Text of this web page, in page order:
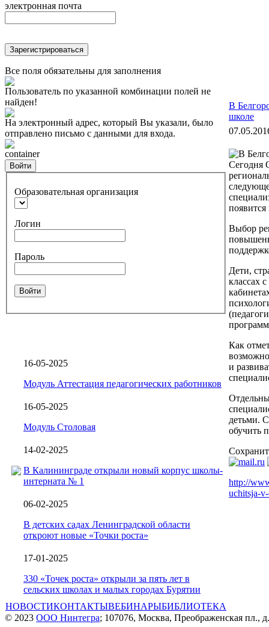
электронная почта
Зарегистрироваться
Все поля обязательны для заполнения
Пользователь по указанной комбинации полей не
найден!
На электронный адрес, который Вы указали, было
отправлено письмо с данными для входа.
container
Войти
Образовательная организация
Логин
Пароль
Войти
16-05-2025
Модуль Аттестация педагогических работников
16-05-2025
Модуль Столовая
14-02-2025
В Калининграде открыли новый корпус школы-
интерната № 1
06-02-2025
В детских садах Ленинградской области
откроют новые «Точки роста»
17-01-2025
330 «Точек роста» открыли за пять лет в
сельских школах и малых городах Бурятии
В
школе
Сегодня
Выбор
Дети,
классах
Как
и
детьми.
обучить
http://
uchitsja-
НОВОСТИКОНТАКТЫВЕБИНАРЫБИБЛИОТЕКА
© 2023 ООО Нинтегра; 107076, Москва, Преображенская пл.,